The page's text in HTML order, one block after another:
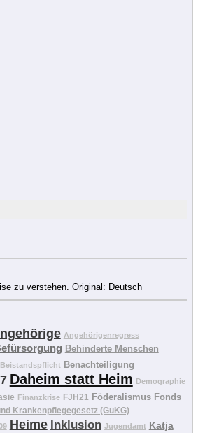
zu verstehen. Original: Deutsch
Angehörigenregress
Behinderte Menschen
Beistandspflicht Benachteiligung
Daheim statt Heim Demographie
Finanzkrise FJH21 Föderalismus Fonds
Krankenpflegegesetz (GuKG)
Heime Inklusion Jugendamt Katja